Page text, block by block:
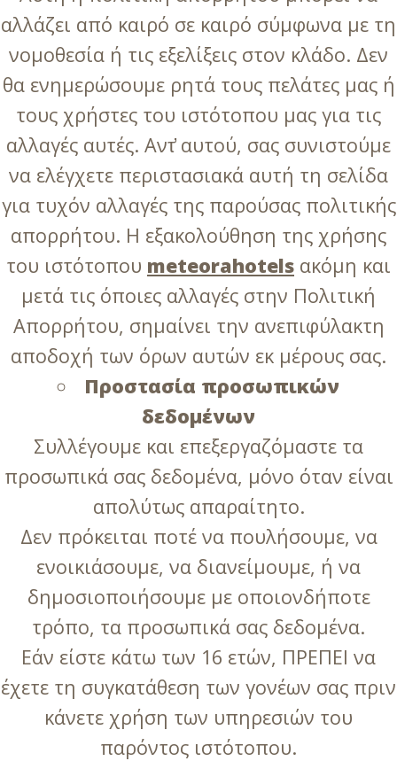
αλλάζει από καιρό σε καιρό σύμφωνα με τη
νομοθεσία ή τις εξελίξεις στον κλάδο. Δεν
θα ενημερώσουμε ρητά τους πελάτες μας ή
τους χρήστες του ιστότοπου μας για τις
αλλαγές αυτές. Αντ̓ αυτού, σας συνιστούμε
να ελέγχετε περιστασιακά αυτή τη σελίδα
για τυχόν αλλαγές της παρούσας πολιτικής
απορρήτου. Η εξακολούθηση της χρήσης
του ιστότοπου meteorahotels ακόμη και
μετά τις όποιες αλλαγές στην Πολιτική
Απορρήτου, σημαίνει την ανεπιφύλακτη
αποδοχή των όρων αυτών εκ μέρους σας.
Προστασία προσωπικών
δεδομένων
Συλλέγουμε και επεξεργαζόμαστε τα
προσωπικά σας δεδομένα, μόνο όταν είναι
απολύτως απαραίτητο.
Δεν πρόκειται ποτέ να πουλήσουμε, να
ενοικιάσουμε, να διανείμουμε, ή να
δημοσιοποιήσουμε με οποιονδήποτε
τρόπο, τα προσωπικά σας δεδομένα.
Εάν είστε κάτω των 16 ετών, ΠΡΕΠΕΙ να
έχετε τη συγκατάθεση των γονέων σας πριν
κάνετε χρήση των υπηρεσιών του
παρόντος ιστότοπου.